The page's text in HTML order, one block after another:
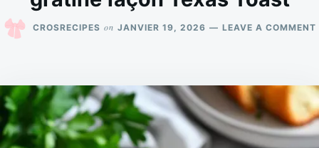
CROSRECIPES on JANVIER 19, 2026 LEAVE A COMMENT